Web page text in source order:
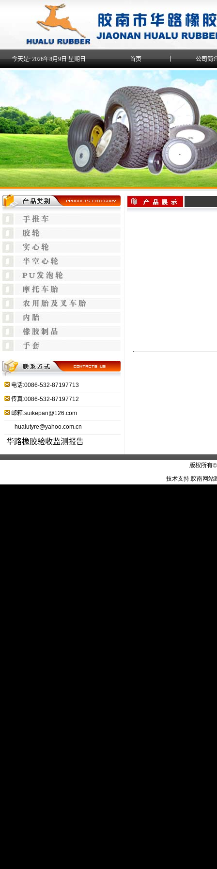
今天是:2026年8月9日 星期日 首页 公司简
电话:0086-532-87197713
传真:0086-532-87197712
邮箱:suikepan@126.com
hualutyre@yahoo.com.cn
华路橡胶验收监测报告
版权所有©
技术支持:胶南网站